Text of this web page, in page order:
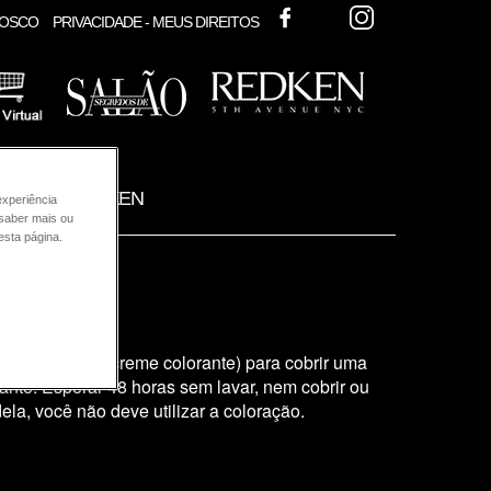
PRIVACIDADE - MEUS DIREITOS
FACEBOOK
TWITTER
REDKEN
(tubo de creme colorante) para cobrir uma
Esperar 48 horas sem lavar, nem cobrir ou
você não deve utilizar a coloração.
mais ou
página.